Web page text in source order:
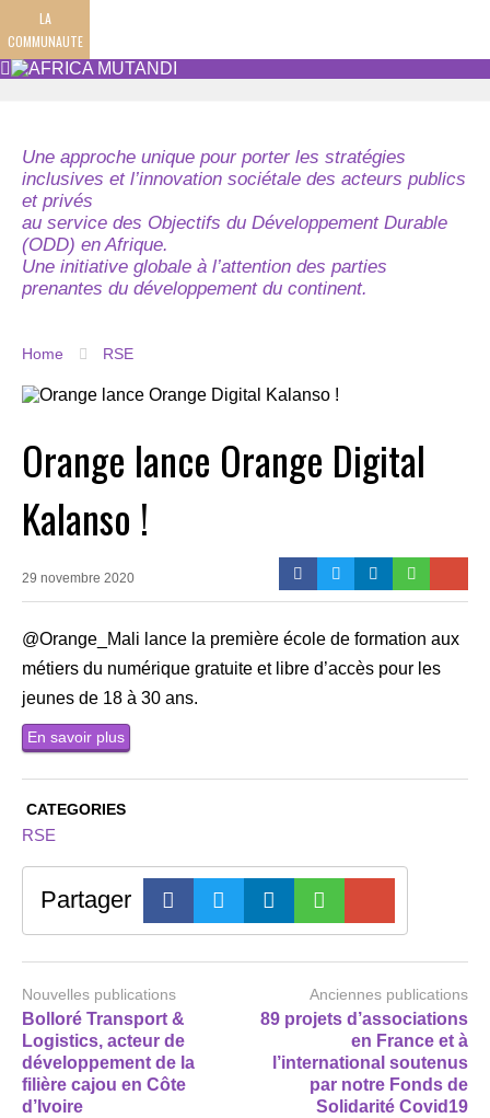
LA
COMMUNAUTE
Une approche unique pour porter les stratégies
inclusives et l’innovation sociétale des acteurs publics
et privés
au service des Objectifs du Développement Durable
(ODD) en Afrique.
Une initiative globale à l’attention des parties
prenantes du développement du continent.
Home RSE
Orange lance Orange Digital
Kalanso !
29 novembre 2020
@Orange_Mali lance la première école de formation aux
métiers du numérique gratuite et libre d’accès pour les
jeunes de 18 à 30 ans.
En savoir plus
CATEGORIES
RSE
Partager
Nouvelles publications
Bolloré Transport &
Logistics, acteur de
développement de la
filière cajou en Côte
d’Ivoire
Anciennes publications
89 projets d’associations
en France et à
l’international soutenus
par notre Fonds de
Solidarité Covid19